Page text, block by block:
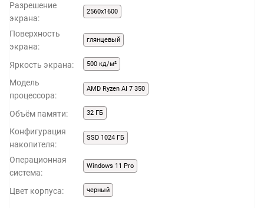
Разрешение
экрана:
2560x1600
Поверхность
экрана:
глянцевый
Яркость экрана: 500 кд/м²
Модель
процессора:
AMD Ryzen AI 7 350
Объём памяти: 32 ГБ
Конфигурация
накопителя:
SSD 1024 ГБ
Операционная
система:
Windows 11 Pro
Цвет корпуса: черный